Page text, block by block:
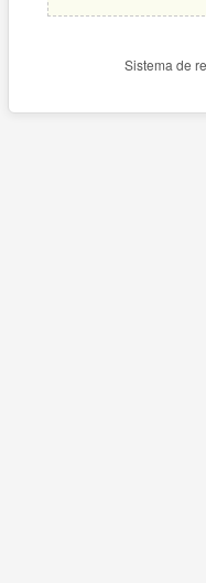
Sistema de